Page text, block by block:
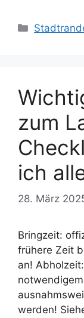
zum
ich
28. März
Bringzeit:
frühere Zeit
an!
werden!